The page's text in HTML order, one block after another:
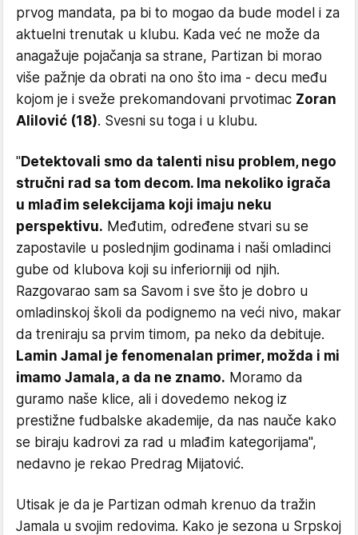
prvog mandata, pa bi to mogao da bude model i za
aktuelni trenutak u klubu. Kada već ne može da
anagažuje pojačanja sa strane, Partizan bi morao
više pažnje da obrati na ono što ima - decu među
kojom je i sveže prekomandovani prvotimac Zoran
Alilović (18). Svesni su toga i u klubu.
"Detektovali smo da talenti nisu problem, nego
stručni rad sa tom decom. Ima nekoliko igrača
u mlađim selekcijama koji imaju neku
perspektivu. Međutim, određene stvari su se
zapostavile u poslednjim godinama i naši omladinci
gube od klubova koji su inferiorniji od njih.
Razgovarao sam sa Savom i sve što je dobro u
omladinskoj školi da podignemo na veći nivo, makar
da treniraju sa prvim timom, pa neko da debituje.
Lamin Jamal je fenomenalan primer, možda i mi
imamo Jamala, a da ne znamo. Moramo da
guramo naše klice, ali i dovedemo nekog iz
prestižne fudbalske akademije, da nas nauče kako
se biraju kadrovi za rad u mlađim kategorijama",
nedavno je rekao Predrag Mijatović.
Utisak je da je Partizan odmah krenuo da tražin
Jamala u svojim redovima. Kako je sezona u Srpskoj